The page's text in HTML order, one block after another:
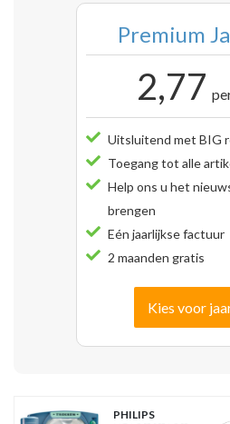
Premium
2,77
Uitsluitend met BIG
Toegang tot alle
Help ons u het
brengen
Eén jaarlijkse factuur
2 maanden gratis
Kies voor
PHILIPS